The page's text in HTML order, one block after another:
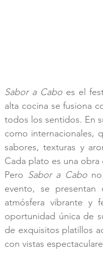
Sabor a Cabo es el
alta cocina se fusiona
todos los sentidos. En
como internacionales,
sabores, texturas y
Cada plato es una
Pero Sabor a Cabo no
evento, se
atmósfera vibrante y
oportunidad única de
de exquisitos platillos
con vistas